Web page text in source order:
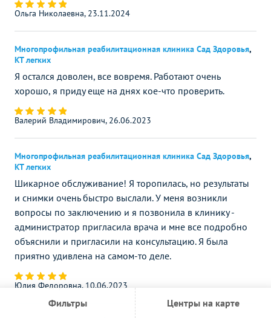
Фильтры Центры на карте
Ольга Николаевна, 23.11.2024
Многопрофильная реабилитационная клиника Сад Здоровья,
КТ легких
Я остался доволен, все вовремя. Работают очень
хорошо, я приду еще на днях кое-что проверить.
Валерий Владимирович, 26.06.2023
Многопрофильная реабилитационная клиника Сад Здоровья,
КТ легких
Шикарное обслуживание! Я торопилась, но результаты
и снимки очень быстро выслали. У меня возникли
вопросы по заключению и я позвонила в клинику -
администратор пригласила врача и мне все подробно
объяснили и пригласили на консультацию. Я была
приятно удивлена на самом-то деле.
Юлия Федоровна, 10.06.2023